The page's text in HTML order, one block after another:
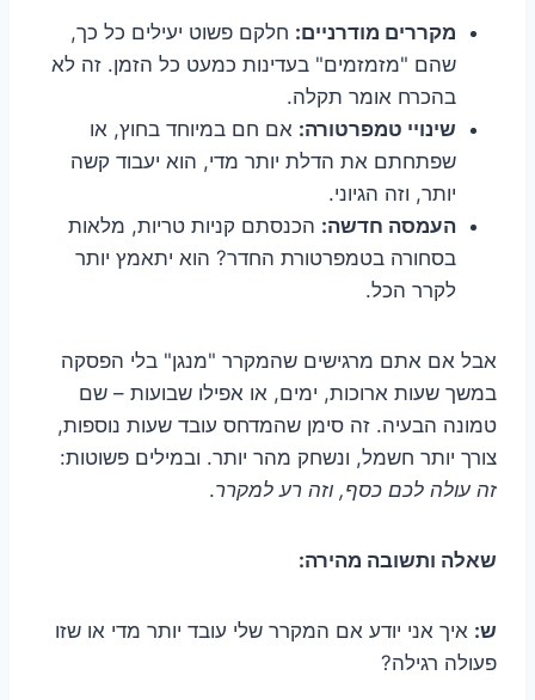
מקררים מודרניים: חלקם פשוט יעילים כל כך,
שהם "מזמזמים" בעדינות כמעט כל הזמן. זה לא
בהכרח אומר תקלה.
שינויי טמפרטורה: אם חם במיוחד בחוץ, או
שפתחתם את הדלת יותר מדי, הוא יעבוד קשה
יותר, וזה הגיוני.
העמסה חדשה: הכנסתם קניות טריות, מלאות
בסחורה בטמפרטורת החדר? הוא יתאמץ יותר
לקרר הכל.
אבל אם אתם מרגישים שהמקרר "מנגן" בלי הפסקה
במשך שעות ארוכות, ימים, או אפילו שבועות – שם
טמונה הבעיה. זה סימן שהמדחס עובד שעות נוספות,
צורך יותר חשמל, ונשחק מהר יותר. ובמילים פשוטות:
זה עולה לכם כסף, וזה רע למקרר.
שאלה ותשובה מהירה:
ש: איך אני יודע אם המקרר שלי עובד יותר מדי או שזו
פעולה רגילה?